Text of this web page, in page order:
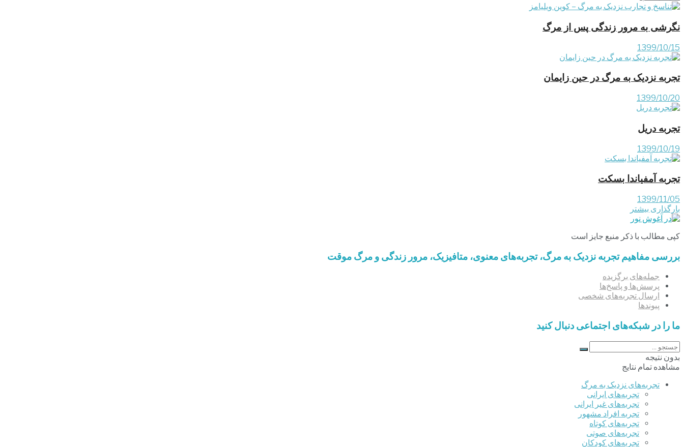
نگرشی به مرور زندگی پس از مرگ
1399/10/15
تجربه نزدیک به مرگ در حین زایمان
1399/10/20
تجربه دریل
1399/10/19
تجربه آمفیاندا بسکت
1399/11/05
بارگذاری بیشتر
کپی مطالب با ذکر منبع جایز است
بررسی مفاهیم تجربه‌ نزدیک به مرگ، تجربه‌های معنوی، متافیزیک، مرور زندگی و مرگ موقت
جمله‌های برگزیده
پرسش‌ها و پاسخ‌ها
ارسال تجربه‌های شخصی
پیوندها
ما را در شبکه‌های اجتماعی دنبال کنید
بدون نتیجه
مشاهده تمام نتایج
تجربه‌های نزدیک به مرگ
تجربه‌های ایرانی
تجربه‌های غیر ایرانی
تجربه افراد مشهور
تجربه‌های کوتاه
تجربه‌های صوتی
تجربه‌های کودکان